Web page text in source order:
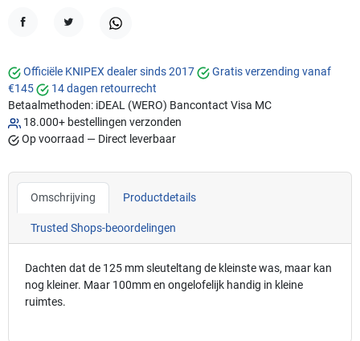
Officiële KNIPEX dealer sinds 2017
Gratis verzending vanaf
€145
14 dagen retourrecht
Betaalmethoden: iDEAL (WERO) Bancontact Visa MC
18.000+ bestellingen verzonden
Op voorraad — Direct leverbaar
Omschrijving Productdetails
Trusted Shops-beoordelingen
Dachten dat de 125 mm sleuteltang de kleinste was, maar kan
nog kleiner. Maar 100mm en ongelofelijk handig in kleine
ruimtes.